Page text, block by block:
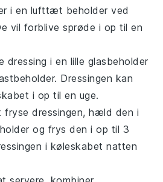
i en lufttæt beholder ved
vil forblive sprøde i op til en
i en lille glasbeholder
Dressingen kan
i op til en uge.
fryse dressingen, hæld den i
og frys den i op til 3
i køleskabet natten